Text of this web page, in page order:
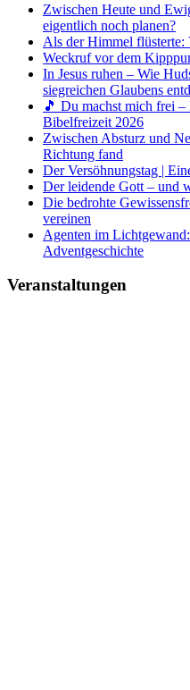
Zwischen Heute und
eigentlich noch planen?
Als der Himmel flüsterte:
Weckruf vor dem
In Jesus ruhen – Wie
siegreichen Glaubens
🎵 Du machst mich frei
Bibelfreizeit 2026
Zwischen Absturz und
Richtung fand
Der Versöhnungstag |
Der leidende Gott – und
Die bedrohte
vereinen
Agenten im
Adventgeschichte
Veranstaltungen